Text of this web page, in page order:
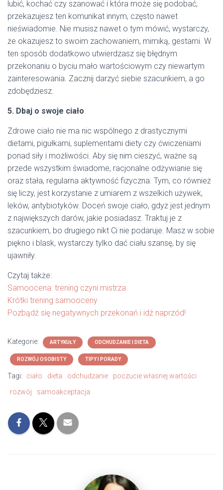
lubić, kochać czy szanować i która może się podobać,
przekazujesz ten komunikat innym, często nawet
nieświadomie. Nie musisz nawet o tym mówić, wystarczy,
że okazujesz to swoim zachowaniem, mimiką, gestami. W
ten sposób dodatkowo utwierdzasz się błędnym
przekonaniu o byciu mało wartościowym czy niewartym
zainteresowania. Zacznij darzyć siebie szacunkiem, a go
zdobędziesz.
5. Dbaj o swoje ciało
Zdrowe ciało nie ma nic wspólnego z drastycznymi
dietami, pigułkami, suplementami diety czy ćwiczeniami
ponad siły i możliwości. Aby się nim cieszyć, ważne są
przede wszystkim świadome, racjonalne odżywianie się
oraz stała, regularna aktywność fizyczna. Tym, co również
się liczy, jest korzystanie z umiarem z wszelkich używek,
leków, antybiotyków. Doceń swoje ciało, gdyż jest jednym
z największych darów, jakie posiadasz. Traktuj je z
szacunkiem, bo drugiego nikt Ci nie podaruje. Masz w sobie
piękno i blask, wystarczy tylko dać ciału szansę, by się
ujawniły.
Czytaj także:
Samoocena: trening czyni mistrza
Krótki trening samooceny
Pozbądź się negatywnych przekonań i idź naprzód!
Kategorie: ARTYKUŁY ODCHUDZANIE I DIETA
ROZWÓJ OSOBISTY TIPY I PORADY
Tagi: ciało dieta odchudzanie
poczucie własnej wartości
rozwój
samoakceptacja